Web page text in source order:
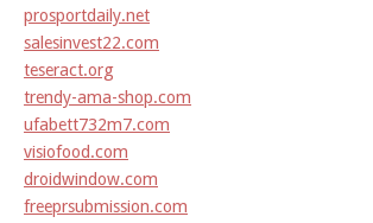
prosportdaily.net
salesinvest22.com
teseract.org
trendy-ama-shop.com
ufabett732m7.com
visiofood.com
droidwindow.com
freeprsubmission.com